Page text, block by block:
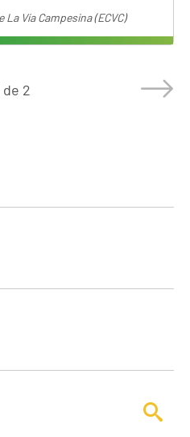
Vía Campesina (ECVC)
de 2